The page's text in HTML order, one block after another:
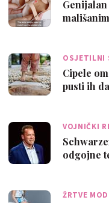
OSJETILNI
Cipele
pusti ih
VOJNIČKI
odgojne
ŽRTVE